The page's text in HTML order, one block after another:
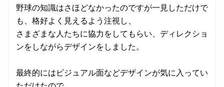
野球の知識はさほどなかったのですが一見しただけで
も、格好よく見えるよう注視し、
さまざまな人たちに協力をしてもらい、ディレクショ
ンをしながらデザインをしました。
最終的にはビジュアル面などデザインが気に入ってい